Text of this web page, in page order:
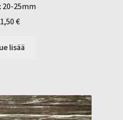
20-25mm
1,50 €
lisää